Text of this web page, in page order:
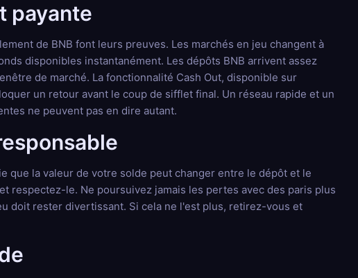
payante
de BNB font leurs preuves. Les marchés en jeu changent à
disponibles instantanément. Les dépôts BNB arrivent assez
de marché. La fonctionnalité Cash Out, disponible sur
un retour avant le coup de sifflet final. Un réseau rapide et un
ne peuvent pas en dire autant.
que la valeur de votre solde peut changer entre le dépôt et le
respectez-le. Ne poursuivez jamais les pertes avec des paris plus
doit rester divertissant. Si cela ne l'est plus, retirez-vous et